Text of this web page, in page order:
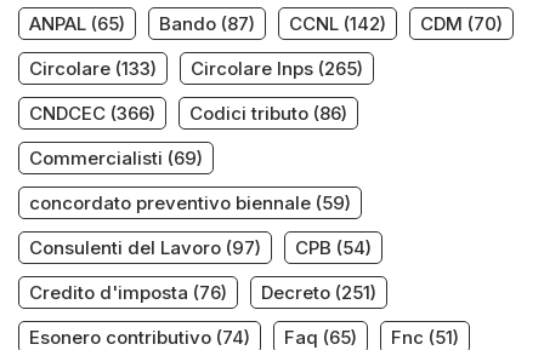
ANPAL (65) Bando (87) CCNL (142) CDM (70)
Circolare (133) Circolare Inps (265)
CNDCEC (366) Codici tributo (86)
Commercialisti (69)
concordato preventivo biennale (59)
Consulenti del Lavoro (97) CPB (54)
Credito d'imposta (76) Decreto (251)
Esonero contributivo (74) Faq (65) Fnc (51)